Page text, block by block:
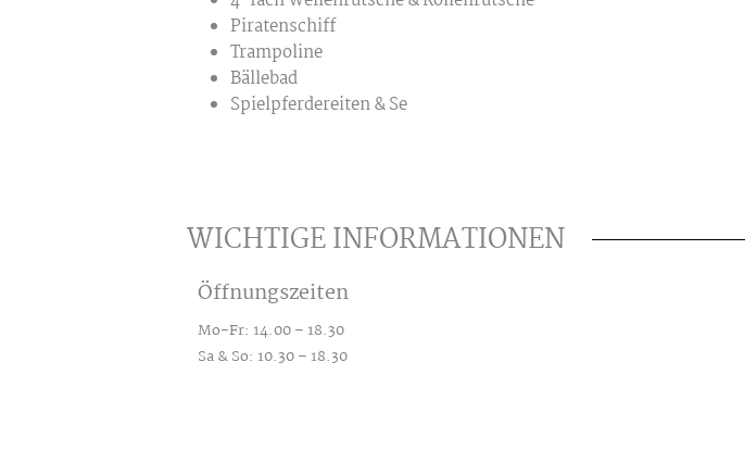
Piratenschiff
Trampoline
Bällebad
Spielpferdereiten & Se
WICHTIGE INFORMATIONEN
Öffnungszeiten
Mo-Fr: 14.00 – 18.30
Sa & So: 10.30 – 18.30